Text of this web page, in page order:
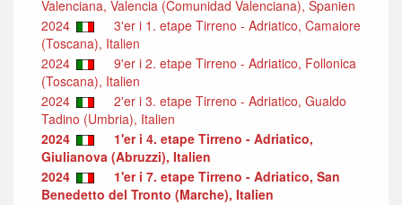
Valenciana, Valencia (Comunidad Valenciana), Spanien
2024
3'er i 1. etape Tirreno - Adriatico, Camaiore
(Toscana), Italien
2024
9'er i 2. etape Tirreno - Adriatico, Follonica
(Toscana), Italien
2024
2'er i 3. etape Tirreno - Adriatico, Gualdo
Tadino (Umbria), Italien
2024
1'er i 4. etape Tirreno - Adriatico,
Giulianova (Abruzzi), Italien
2024
1'er i 7. etape Tirreno - Adriatico, San
Benedetto del Tronto (Marche), Italien